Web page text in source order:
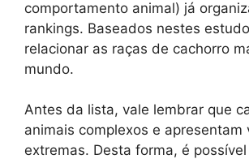
comportamento animal) já
rankings. Baseados nestes
relacionar as raças de cachorro
mundo.
Antes da lista, vale lembrar que
animais complexos e apresentam
extremas. Desta forma, é